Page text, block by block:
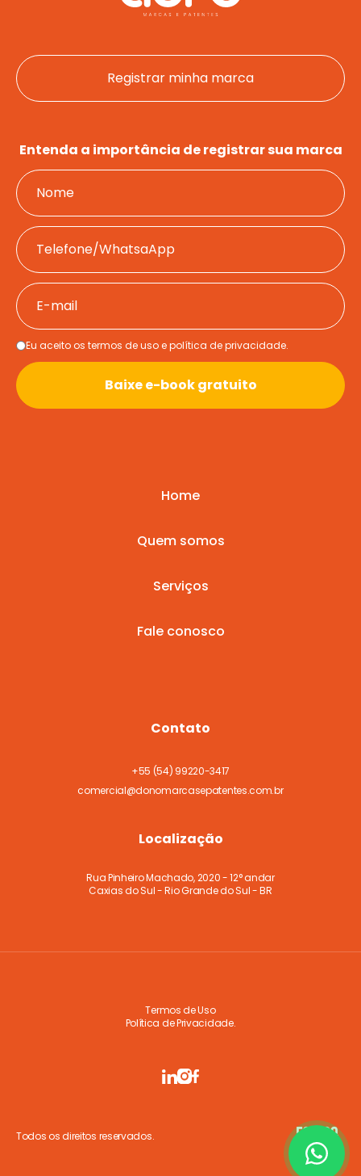
Fale
minha
marca
Registrar minha marca
Entenda a importância de registrar sua marca
Eu aceito os termos de uso e política de privacidade.
Baixe e-book gratuito
Home
Quem somos
Serviços
Fale conosco
Contato
+55 (54) 99220-3417
comercial@donomarcasepatentes.com.br
Localização
Rua Pinheiro Machado, 2020 - 12° andar
Caxias do Sul - Rio Grande do Sul - BR
Termos de Uso
Política de Privacidade.
Todos os direitos reservados.